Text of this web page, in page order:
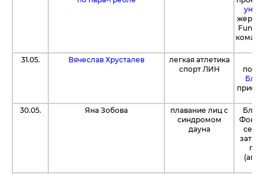
31.05.
Вячеслав Хрусталев
легкая атлетика
спорт ЛИН
30.05.
Яна Зобова
плавание лиц с
синдромом
дауна
Фонд
по